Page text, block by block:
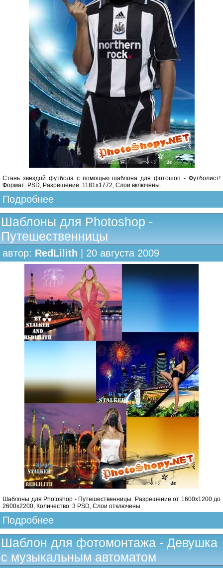
Стань звездой футбола с помощью шаблона для фотошоп - Футболист!
Формат: PSD, Разрешение: 1181x1772, Слои включены.
Подробнее
Шаблоны для Photoshop -
Путешественницы
автор: RedLilith | 20 августа 2009
Шаблоны для Photoshop - Путешественницы. Разрешение от 1600х1200 до
2600х2200, Количество: 3 PSD, Слои отключены.
Подробнее
Шаблон для фотомонтажа - Девушка
с музыкальным автоматом